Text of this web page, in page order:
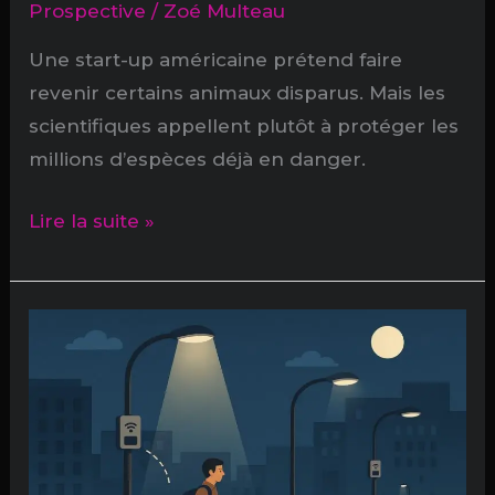
Prospective / Zoé Multeau
Une start-up américaine prétend faire
revenir certains animaux disparus. Mais les
scientifiques appellent plutôt à protéger les
millions d’espèces déjà en danger.
Arche
Noé
la
illusion
Lire la suite »